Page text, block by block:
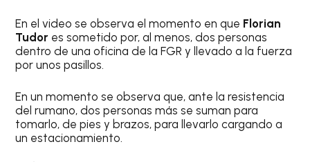
En el video se observa el momento en que Florian
Tudor es sometido por, al menos, dos personas
dentro de una oficina de la FGR y llevado a la fuerza
por unos pasillos.
En un momento se observa que, ante la resistencia
del rumano, dos personas más se suman para
tomarlo, de pies y brazos, para llevarlo cargando a
un estacionamiento.